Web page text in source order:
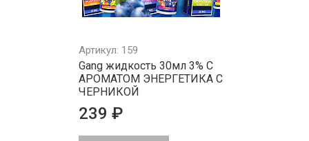
Артикул: 159
Gang жидкость 30мл 3% С
АРОМАТОМ ЭНЕРГЕТИКА С
ЧЕРНИКОЙ
239 ₽